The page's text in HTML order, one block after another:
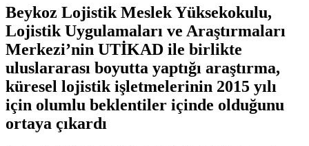
Beykoz Lojistik Meslek Yüksekokulu,
Lojistik Uygulamaları ve Araştırmaları
Merkezi’nin UTİKAD ile birlikte
uluslararası boyutta yaptığı araştırma,
küresel lojistik işletmelerinin 2015 yılı
için olumlu beklentiler içinde olduğunu
ortaya çıkardı